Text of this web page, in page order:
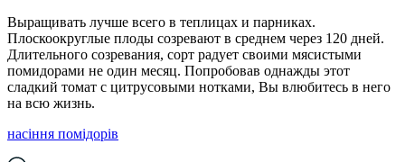
Выращивать лучше всего в теплицах и парниках.
Плоскоокруглые плоды созревают в среднем через 120 дней.
Длительного созревания, сорт радует своими мясистыми
помидорами не один месяц. Попробовав однажды этот
сладкий томат с цитрусовыми нотками, Вы влюбитесь в него
на всю жизнь.
насіння помідорів